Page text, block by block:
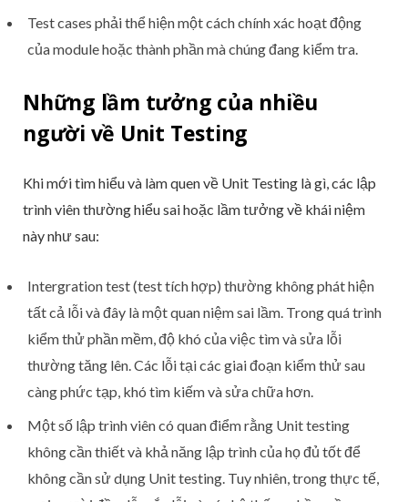
Test cases phải thể hiện một cách chính xác hoạt động
của module hoặc thành phần mà chúng đang kiểm tra.
Những lầm tưởng của nhiều
người về Unit Testing
Khi mới tìm hiểu và làm quen về Unit Testing là gì, các lập
trình viên thường hiểu sai hoặc lầm tưởng về khái niệm
này như sau:
Intergration test (test tích hợp) thường không phát hiện
tất cả lỗi và đây là một quan niệm sai lầm. Trong quá trình
kiểm thử phần mềm, độ khó của việc tìm và sửa lỗi
thường tăng lên. Các lỗi tại các giai đoạn kiểm thử sau
càng phức tạp, khó tìm kiếm và sửa chữa hơn.
Một số lập trình viên có quan điểm rằng Unit testing
không cần thiết và khả năng lập trình của họ đủ tốt để
không cần sử dụng Unit testing. Tuy nhiên, trong thực tế,